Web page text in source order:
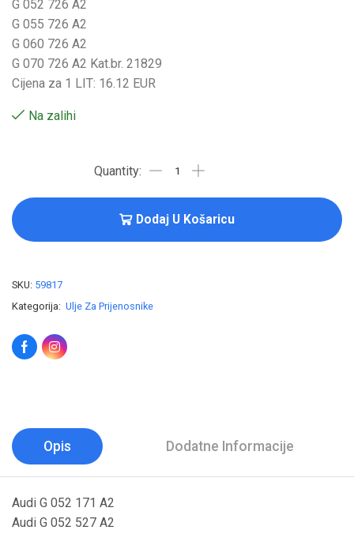
G 052 726 A2
G 055 726 A2
G 060 726 A2
G 070 726 A2 Kat.br. 21829
Cijena za 1 LIT: 16.12 EUR
Na zalihi
Dodaj U Košaricu
SKU: 59817
Kategorija: Ulje Za Prijenosnike
Opis Dodatne Informacije
Audi G 052 171 A2
Audi G 052 527 A2